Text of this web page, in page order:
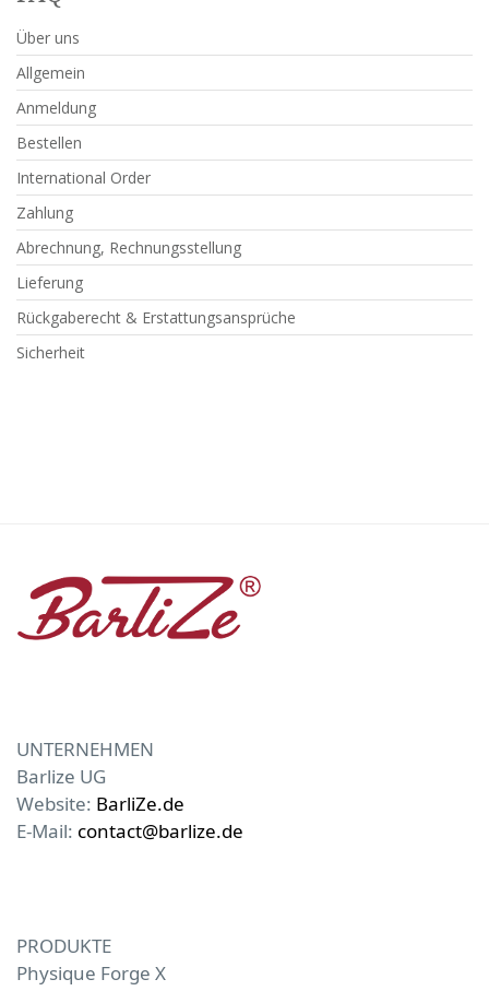
Über uns
Allgemein
Anmeldung
Bestellen
International Order
Zahlung
Abrechnung, Rechnungsstellung
Lieferung
Rückgaberecht & Erstattungsansprüche
Sicherheit
UNTERNEHMEN
Barlize UG
Website: BarliZe.de
E-Mail: contact@barlize.de
PRODUKTE
Physique Forge X